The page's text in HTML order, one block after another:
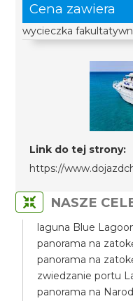
Cena zawiera
wycieczka
Link do tej strony:
https://
NASZE
laguna Blue
panorama na
panorama na
zwiedzanie portu
panorama na